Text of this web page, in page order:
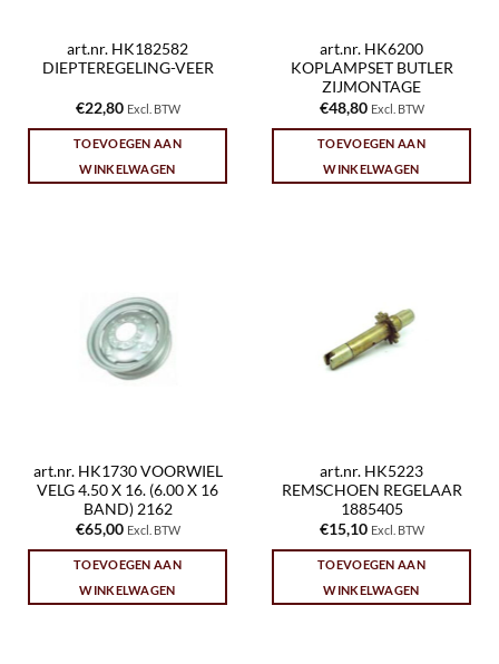
art.nr. HK182582
DIEPTEREGELING-VEER
€22,80 Excl. BTW
TOEVOEGEN AAN
WINKELWAGEN
art.nr. HK6200
KOPLAMPSET BUTLER
ZIJMONTAGE
€48,80 Excl. BTW
TOEVOEGEN AAN
WINKELWAGEN
art.nr. HK1730 VOORWIEL
VELG 4.50 X 16. (6.00 X 16
BAND) 2162
€65,00 Excl. BTW
TOEVOEGEN AAN
WINKELWAGEN
art.nr. HK5223
REMSCHOEN REGELAAR
1885405
€15,10 Excl. BTW
TOEVOEGEN AAN
WINKELWAGEN